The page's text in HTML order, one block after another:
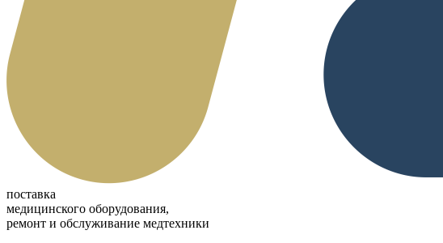
поставка
медицинского оборудования,
ремонт и обслуживание медтехники